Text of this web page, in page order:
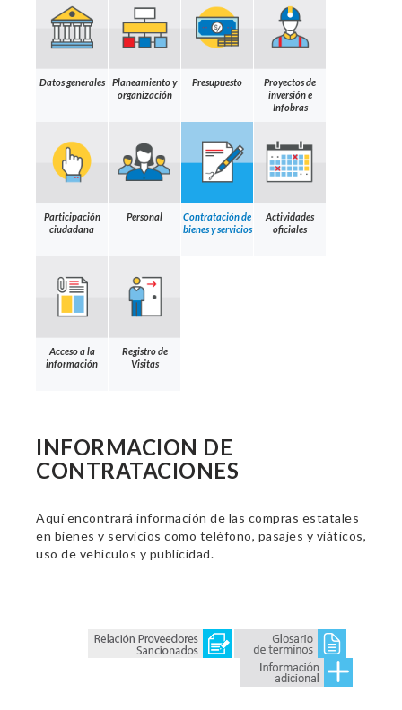
Datos generales
Planeamiento y
organización
Presupuesto
Proyectos de
inversión e
Infobras
Participación
ciudadana
Personal
Contratación de
bienes y servicios
Actividades
oficiales
Acceso a la
información
Registro de
Visitas
INFORMACION DE
CONTRATACIONES
Aquí encontrará información de las compras estatales
en bienes y servicios como teléfono, pasajes y viáticos,
uso de vehículos y publicidad.